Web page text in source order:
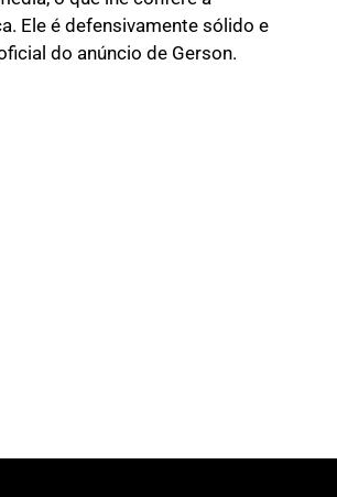
Ele é defensivamente sólido e
do anúncio de Gerson.